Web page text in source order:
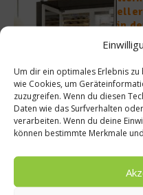
Um dir ein optimales Erlebnis
wie Cookies, um
zuzugreifen. Wenn du diesen
Daten wie das Surfverhalten
verarbeiten. Wenn du deine
können bestimmte Merkmale
eller
in
Küche
Ähnliche Beiträge